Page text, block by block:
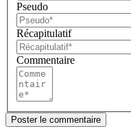
Pseudo
Récapitulatif
Commentaire
Poster le commentaire